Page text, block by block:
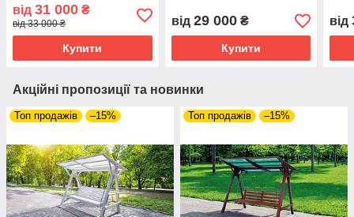
плоским дахом
(полікарбонат)
від 31 000 ₴
від 33 000 ₴
Купити
покрівлі)
від 29 000₴
Купити
від
Акційні пропозиції та новинки
Топ продажів –15% Топ продажів –15%